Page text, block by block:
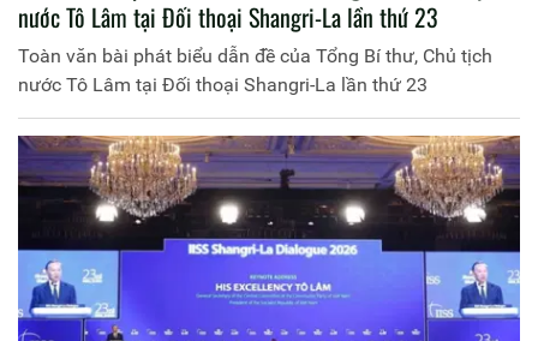
nước Tô Lâm tại Đối thoại Shangri-La lần thứ 23
Toàn văn bài phát biểu dẫn đề của Tổng Bí thư, Chủ tịch
nước Tô Lâm tại Đối thoại Shangri-La lần thứ 23